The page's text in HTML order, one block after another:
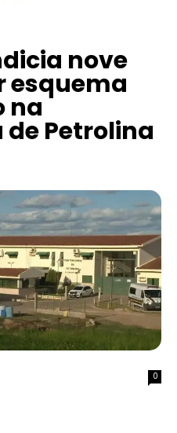
nove
esquema
na
Petrolina
0